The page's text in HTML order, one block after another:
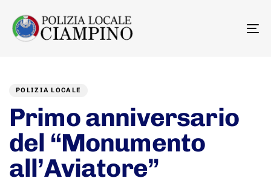
POLIZIA LOCALE
Primo anniversario
del “Monumento
all’Aviatore”